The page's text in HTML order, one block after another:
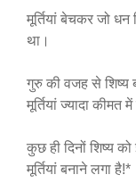
मूर्तियां बेचकर जो
था।
गुरु की वजह से शिष्य
मूर्तियां ज्यादा कीमत
कुछ ही दिनों शिष्य
मूर्तियां बनाने लगा है!*